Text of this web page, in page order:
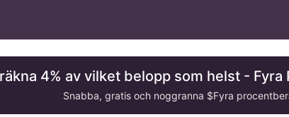
4% av vilket belopp som helst -
Snabba, gratis och noggranna $Fyra